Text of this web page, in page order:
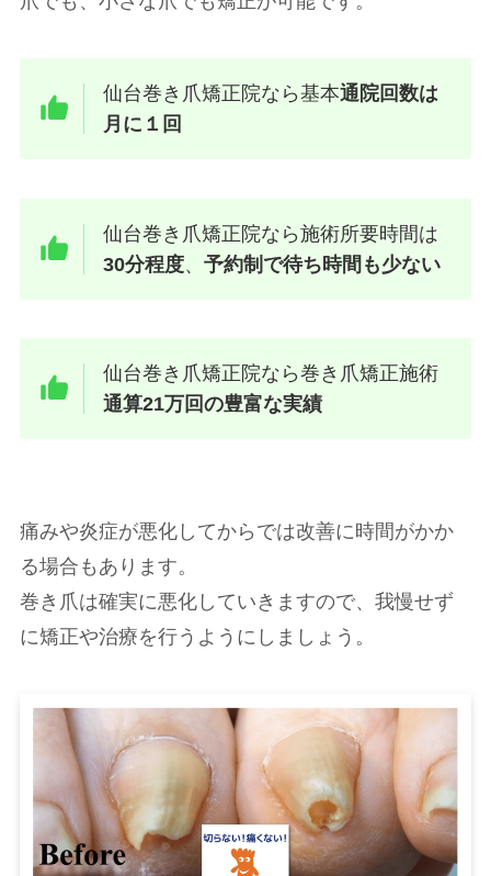
仙台巻き爪矯正院なら基本通院回数は
月に１回
仙台巻き爪矯正院なら施術所要時間は
30分程度、予約制で待ち時間も少ない
仙台巻き爪矯正院なら巻き爪矯正施術
通算21万回の豊富な実績
痛みや炎症が悪化してからでは改善に時間がかか
る場合もあります。
巻き爪は確実に悪化していきますので、我慢せず
に矯正や治療を行うようにしましょう。